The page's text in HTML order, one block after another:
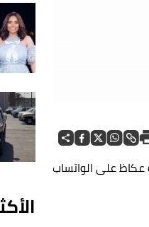
عكاظ على الواتساب